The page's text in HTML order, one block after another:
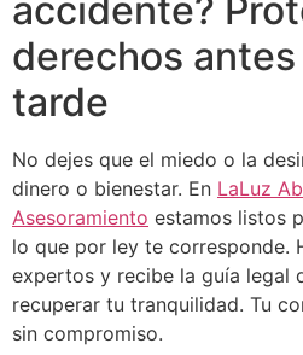
accidente?
derechos
tarde
No dejes que el miedo o la
dinero o bienestar. En LaLuz
Asesoramiento estamos listos
lo que por ley te corresponde.
expertos y recibe la guía legal
recuperar tu tranquilidad. Tu
sin compromiso.